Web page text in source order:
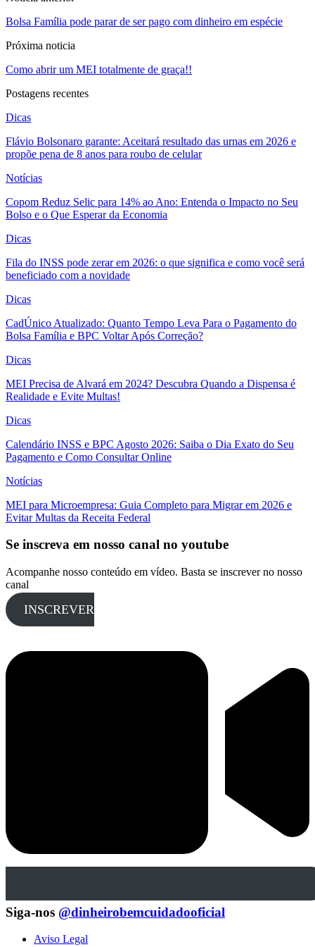
Bolsa Família pode parar de ser pago com dinheiro em espécie
Próxima noticia
Como abrir um MEI totalmente de graça!!
Postagens recentes
Dicas
Flávio Bolsonaro garante: Aceitará resultado das urnas em 2026 e
propõe pena de 8 anos para roubo de celular
Notícias
Copom Reduz Selic para 14% ao Ano: Entenda o Impacto no Seu
Bolso e o Que Esperar da Economia
Dicas
Fila do INSS pode zerar em 2026: o que significa e como você será
beneficiado com a novidade
Dicas
CadÚnico Atualizado: Quanto Tempo Leva Para o Pagamento do
Bolsa Família e BPC Voltar Após Correção?
Dicas
MEI Precisa de Alvará em 2024? Descubra Quando a Dispensa é
Realidade e Evite Multas!
Dicas
Calendário INSS e BPC Agosto 2026: Saiba o Dia Exato do Seu
Pagamento e Como Consultar Online
Notícias
MEI para Microempresa: Guia Completo para Migrar em 2026 e
Evitar Multas da Receita Federal
Se inscreva em nosso canal no youtube
Acompanhe nosso conteúdo em vídeo. Basta se inscrever no nosso
canal
INSCREVER
Siga-nos @dinheirobemcuidadooficial
Aviso Legal